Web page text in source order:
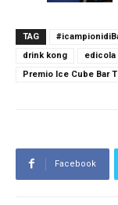
TAG
drink kong
edicola
Premio Ice Cube Bar
Facebook